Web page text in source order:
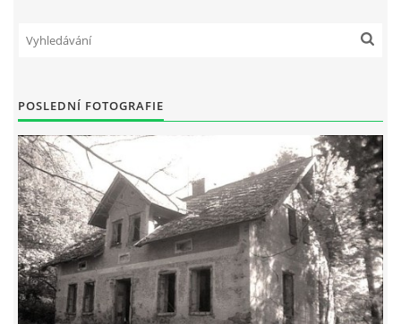
POSLEDNÍ FOTOGRAFIE